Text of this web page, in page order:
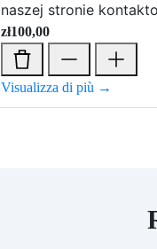
naszej stronie
zł100,00
Visualizza di più →